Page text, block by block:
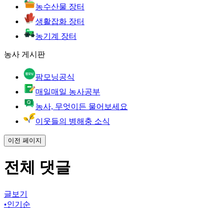
농수산물 장터
생활잡화 장터
농기계 장터
농사 게시판
팜모닝공식
매일매일 농사공부
농사, 무엇이든 물어보세요
이웃들의 병해충 소식
이전 페이지
전체 댓글
글보기
•인기순